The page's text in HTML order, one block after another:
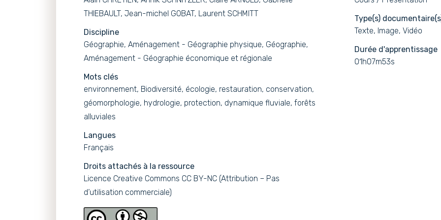
THIEBAULT, Jean-michel GOBAT, Laurent SCHMITT
Discipline
Géographie, Aménagement - Géographie physique, Géographie,
Aménagement - Géographie économique et régionale
Mots clés
environnement, Biodiversité, écologie, restauration, conservation,
géomorphologie, hydrologie, protection, dynamique fluviale, forêts
alluviales
Langues
Français
Droits attachés à la ressource
Licence Creative Commons CC BY-NC (Attribution – Pas
d’utilisation commerciale)
Type(s)
Texte, Image, Vidéo
Durée d'apprentissage
01h07m53s